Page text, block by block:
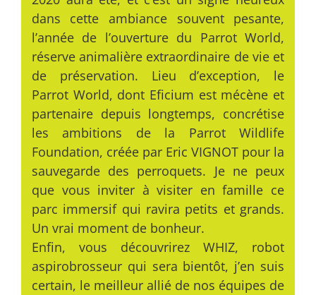
dans cette ambiance souvent pesante,
l’année de l’ouverture du Parrot World,
réserve animalière extraordinaire de vie et
de préservation. Lieu d’exception, le
Parrot World, dont Eficium est mécène et
partenaire depuis longtemps, concrétise
les ambitions de la Parrot Wildlife
Foundation, créée par Eric VIGNOT pour la
sauvegarde des perroquets. Je ne peux
que vous inviter à visiter en famille ce
parc immersif qui ravira petits et grands.
Un vrai moment de bonheur.
Enfin, vous découvrirez WHIZ, robot
aspirobrosseur qui sera bientôt, j’en suis
certain, le meilleur allié de nos équipes de